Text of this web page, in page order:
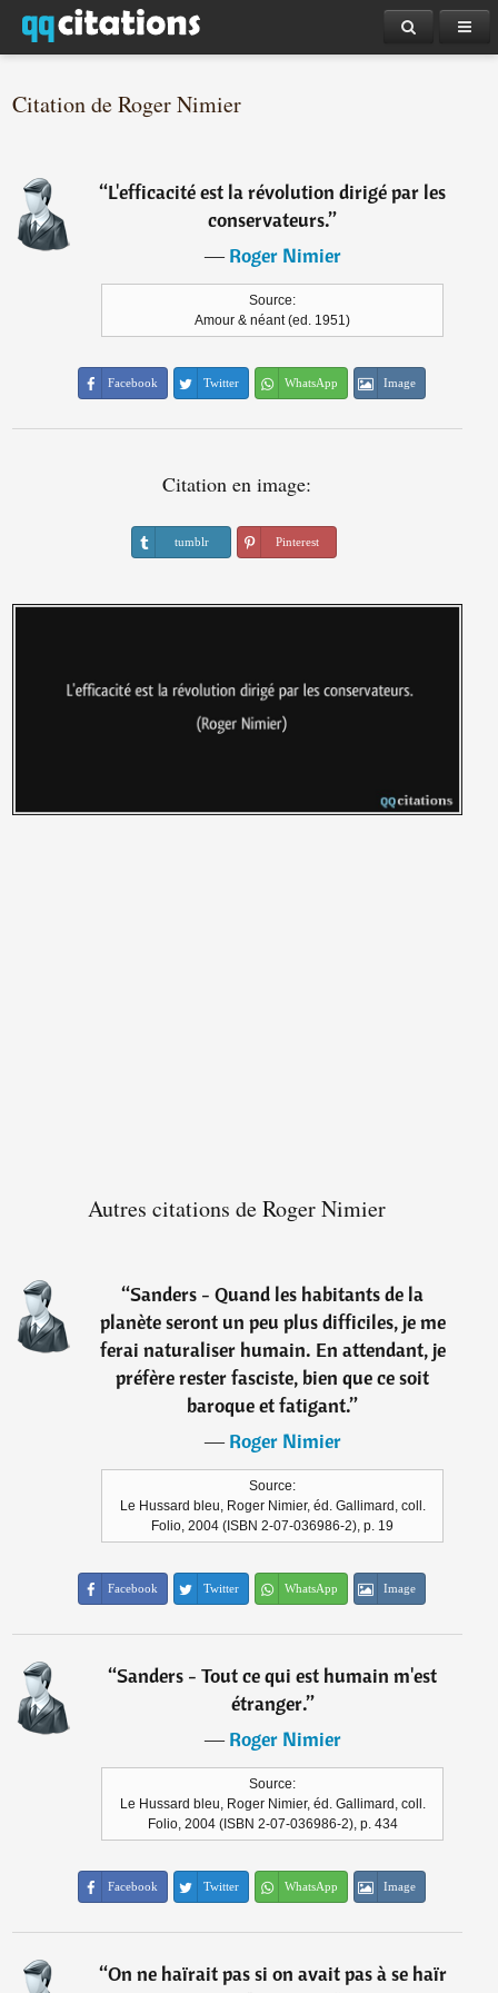
Citation de Roger Nimier
“L'efficacité est la révolution dirigé par les
conservateurs.”
―Roger Nimier
Source:
Amour & néant (ed. 1951)
Facebook Twitter WhatsApp Image
Citation en image:
tumblr Pinterest
Autres citations de Roger Nimier
“Sanders - Quand les habitants de la
planète seront un peu plus difficiles, je me
ferai naturaliser humain. En attendant, je
préfère rester fasciste, bien que ce soit
baroque et fatigant.”
―Roger Nimier
Source:
Le Hussard bleu, Roger Nimier, éd. Gallimard, coll.
Folio, 2004 (ISBN 2-07-036986-2), p. 19
Facebook Twitter WhatsApp Image
“Sanders - Tout ce qui est humain m'est
étranger.”
―Roger Nimier
Source:
Le Hussard bleu, Roger Nimier, éd. Gallimard, coll.
Folio, 2004 (ISBN 2-07-036986-2), p. 434
Facebook Twitter WhatsApp Image
“On ne haïrait pas si on avait pas à se haïr